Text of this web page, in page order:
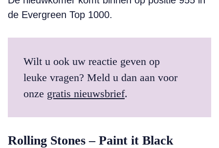
de Evergreen Top 1000.
Wilt u ook uw reactie geven op
leuke vragen? Meld u dan aan voor
onze gratis nieuwsbrief.
Rolling Stones – Paint it Black